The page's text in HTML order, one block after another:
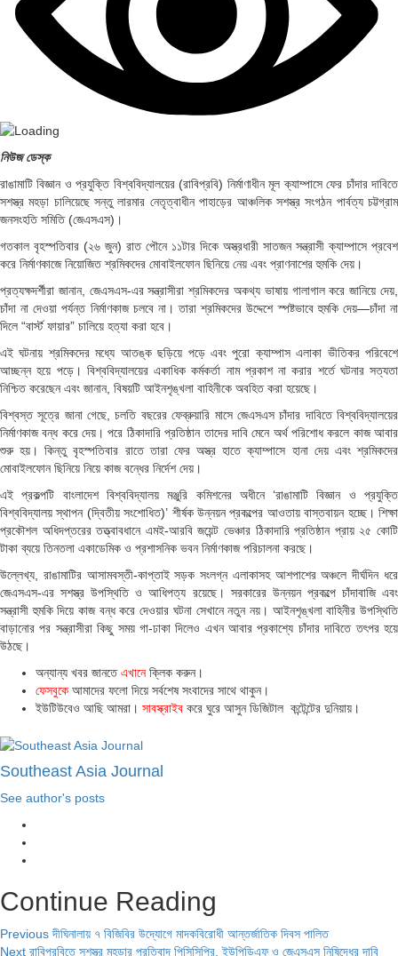
নিউজ ডেস্ক
রাঙামাটি বিজ্ঞান ও প্রযুক্তি বিশ্ববিদ্যালয়ের (রাবিপ্রবি) নির্মাণাধীন মূল ক্যাম্পাসে ফের চাঁদার দাবিতে
সশস্ত্র মহড়া চালিয়েছে সন্তু লারমার নেতৃত্বাধীন পাহাড়ের আঞ্চলিক সশস্ত্র সংগঠন পার্বত্য চট্টগ্রাম
জনসংহতি সমিতি (জেএসএস)।
গতকাল বৃহস্পতিবার (২৬ জুন) রাত পৌনে ১১টার দিকে অস্ত্রধারী সাতজন সন্ত্রাসী ক্যাম্পাসে প্রবেশ
করে নির্মাণকাজে নিয়োজিত শ্রমিকদের মোবাইলফোন ছিনিয়ে নেয় এবং প্রাণনাশের হুমকি দেয়।
প্রত্যক্ষদর্শীরা জানান, জেএসএস-এর সন্ত্রাসীরা শ্রমিকদের অকথ্য ভাষায় গালাগাল করে জানিয়ে দেয়,
চাঁদা না দেওয়া পর্যন্ত নির্মাণকাজ চলবে না। তারা শ্রমিকদের উদ্দেশে স্পষ্টভাবে হুমকি দেয়—চাঁদা না
দিলে “বার্স্ট ফায়ার” চালিয়ে হত্যা করা হবে।
এই ঘটনায় শ্রমিকদের মধ্যে আতঙ্ক ছড়িয়ে পড়ে এবং পুরো ক্যাম্পাস এলাকা ভীতিকর পরিবেশে
আচ্ছন্ন হয়ে পড়ে। বিশ্ববিদ্যালয়ের একাধিক কর্মকর্তা নাম প্রকাশ না করার শর্তে ঘটনার সত্যতা
নিশ্চিত করেছেন এবং জানান, বিষয়টি আইনশৃঙ্খলা বাহিনীকে অবহিত করা হয়েছে।
বিশ্বস্ত সূত্রে জানা গেছে, চলতি বছরের ফেব্রুয়ারি মাসে জেএসএস চাঁদার দাবিতে বিশ্ববিদ্যালয়ের
নির্মাণকাজ বন্ধ করে দেয়। পরে ঠিকাদারি প্রতিষ্ঠান তাদের দাবি মেনে অর্থ পরিশোধ করলে কাজ আবার
শুরু হয়। কিন্তু বৃহস্পতিবার রাতে তারা ফের অস্ত্র হাতে ক্যাম্পাসে হানা দেয় এবং শ্রমিকদের
মোবাইলফোন ছিনিয়ে নিয়ে কাজ বন্ধের নির্দেশ দেয়।
এই প্রকল্পটি বাংলাদেশ বিশ্ববিদ্যালয় মঞ্জুরি কমিশনের অধীনে ‘রাঙামাটি বিজ্ঞান ও প্রযুক্তি
বিশ্ববিদ্যালয় স্থাপন (দ্বিতীয় সংশোধিত)’ শীর্ষক উন্নয়ন প্রকল্পের আওতায় বাস্তবায়ন হচ্ছে। শিক্ষা
প্রকৌশল অধিদপ্তরের তত্ত্বাবধানে এমই-আরবি জয়েন্ট ভেঞ্চার ঠিকাদারি প্রতিষ্ঠান প্রায় ২৫ কোটি
টাকা ব্যয়ে তিনতলা একাডেমিক ও প্রশাসনিক ভবন নির্মাণকাজ পরিচালনা করছে।
উল্লেখ্য, রাঙামাটির আসামবস্তী-কাপ্তাই সড়ক সংলগ্ন এলাকাসহ আশপাশের অঞ্চলে দীর্ঘদিন ধরে
জেএসএস-এর সশস্ত্র উপস্থিতি ও আধিপত্য রয়েছে। সরকারের উন্নয়ন প্রকল্পে চাঁদাবাজি এবং
সন্ত্রাসী হুমকি দিয়ে কাজ বন্ধ করে দেওয়ার ঘটনা সেখানে নতুন নয়। আইনশৃঙ্খলা বাহিনীর উপস্থিতি
বাড়ানোর পর সন্ত্রাসীরা কিছু সময় গা-ঢাকা দিলেও এখন আবার প্রকাশ্যে চাঁদার দাবিতে তৎপর হয়ে
উঠছে।
অন্যান্য খবর জানতে এখানে ক্লিক করুন।
ফেসবুকে আমাদের ফলো দিয়ে সর্বশেষ সংবাদের সাথে থাকুন।
ইউটিউবেও আছি আমরা। সাবস্ক্রাইব করে ঘুরে আসুন ডিজিটাল কন্টেন্টের দুনিয়ায়।
Southeast Asia Journal
See author's posts
Continue Reading
Previousদীঘিনালায় ৭ বিজিবির উদ্যোগে মাদকবিরোধী আন্তর্জাতিক দিবস পালিত
Next রাবিপ্রবিতে সশস্ত্র মহড়ার প্রতিবাদ পিসিসিপির, ইউপিডিএফ ও জেএসএস নিষিদ্ধের দাবি